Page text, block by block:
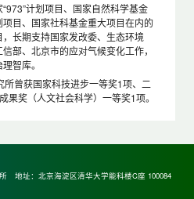
计划项目、国家自然科学基金
目、国家社科基金重大项目在内的
长期支持国家发改委、生态环境
部、北京市的应对气候变化工作，
智库。
曾获国家科技进步一等奖1项、二
果奖（人文社会科学）一等奖1项。
地址：北京海淀区清华大学能科楼C座 100084